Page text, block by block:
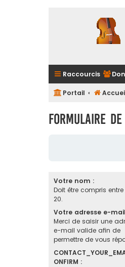
Raccourcis
Portail
Formulaire
Votre nom :
Doit être compris entre
20.
Votre adresse e-
Merci de saisir une
e-mail valide afin de
permettre de vous
ONFIRM :